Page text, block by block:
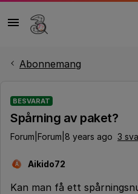
Abonnemang
BESVARAT
Spårning av paket?
Forum|Forum|8 years ago 3
A Aikido72
Kan man få ett